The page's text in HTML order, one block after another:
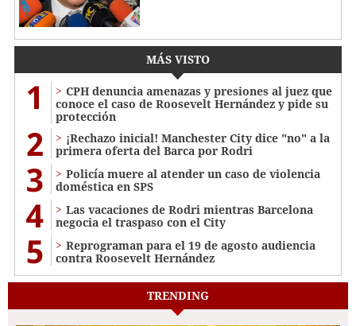
MÁS VISTO
1
CPH denuncia amenazas y presiones al juez que
conoce el caso de Roosevelt Hernández y pide su
protección
2
¡Rechazo inicial! Manchester City dice "no" a la
primera oferta del Barca por Rodri
3
Policía muere al atender un caso de violencia
doméstica en SPS
4
Las vacaciones de Rodri mientras Barcelona
negocia el traspaso con el City
5
Reprograman para el 19 de agosto audiencia
contra Roosevelt Hernández
TRENDING